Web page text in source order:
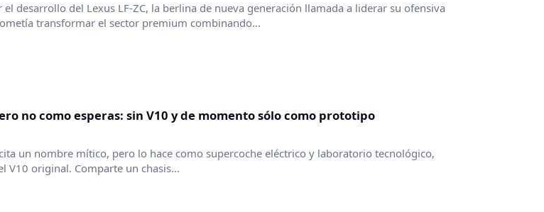
el desarrollo del Lexus LF-ZC, la berlina de nueva generación llamada a liderar su ofensiva
transformar el sector premium combinando...
no como esperas: sin V10 y de momento sólo como prototipo
un nombre mítico, pero lo hace como supercoche eléctrico y laboratorio tecnológico,
V10 original. Comparte un chasis...